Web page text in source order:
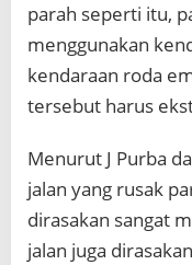
parah seperti itu,
menggunakan
kendaraan roda
tersebut harus
Menurut J Purba
jalan yang rusak
dirasakan sangat
jalan juga